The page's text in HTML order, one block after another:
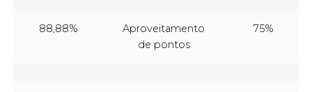
88,88%
Aproveitamento
de pontos
75%